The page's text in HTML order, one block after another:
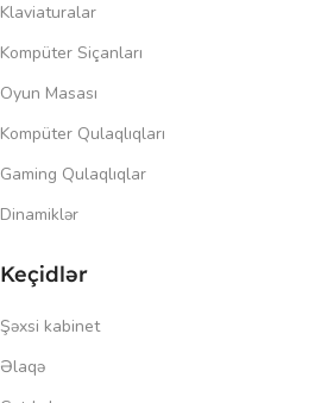
Klaviaturalar
Kompüter Siçanları
Oyun Masası
Kompüter Qulaqlıqları
Gaming Qulaqlıqlar
Dinamiklər
Keçidlər
Şəxsi kabinet
Əlaqə